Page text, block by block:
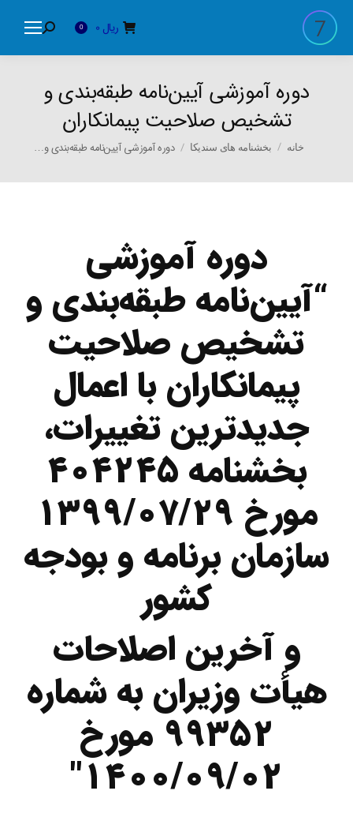
ریال 0
Search:
دوره آموزشی آیین‌نامه طبقه‌بندی و
تشخیص صلاحیت پیمانکاران
You are here:
خانه بخشنامه های سندیکا دوره آموزشی آیین‌نامه طبقه‌بندی و…
دوره آموزشی
“آیین‌نامه طبقه‌بندی و
تشخیص صلاحیت
پیمانکاران با اعمال
جدیدترین تغییرات،
بخشنامه ۴۰۴۲۴۵
مورخ ۱۳۹۹/۰۷/۲۹
سازمان برنامه و بودجه
کشور
و آخرین اصلاحات
هیأت وزیران به شماره
۹۹۳۵۲ مورخ
۱۴۰۰/۰۹/۰۲″